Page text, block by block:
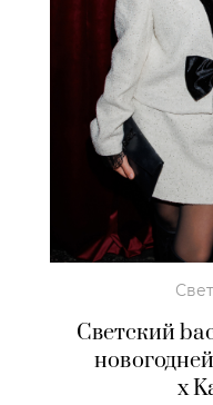
Светский
x